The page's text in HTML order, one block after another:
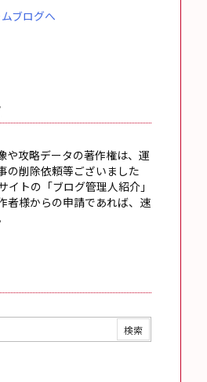
や攻略データの著作権は、運
の削除依頼等ございました
イトの「ブログ管理人紹介」
者様からの申請であれば、速